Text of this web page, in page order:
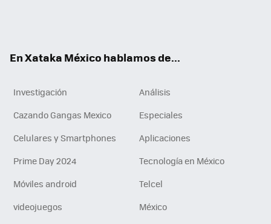
En Xataka México hablamos de...
Investigación
Análisis
Cazando Gangas Mexico
Especiales
Celulares y Smartphones
Aplicaciones
Prime Day 2024
Tecnología en México
Móviles android
Telcel
videojuegos
México